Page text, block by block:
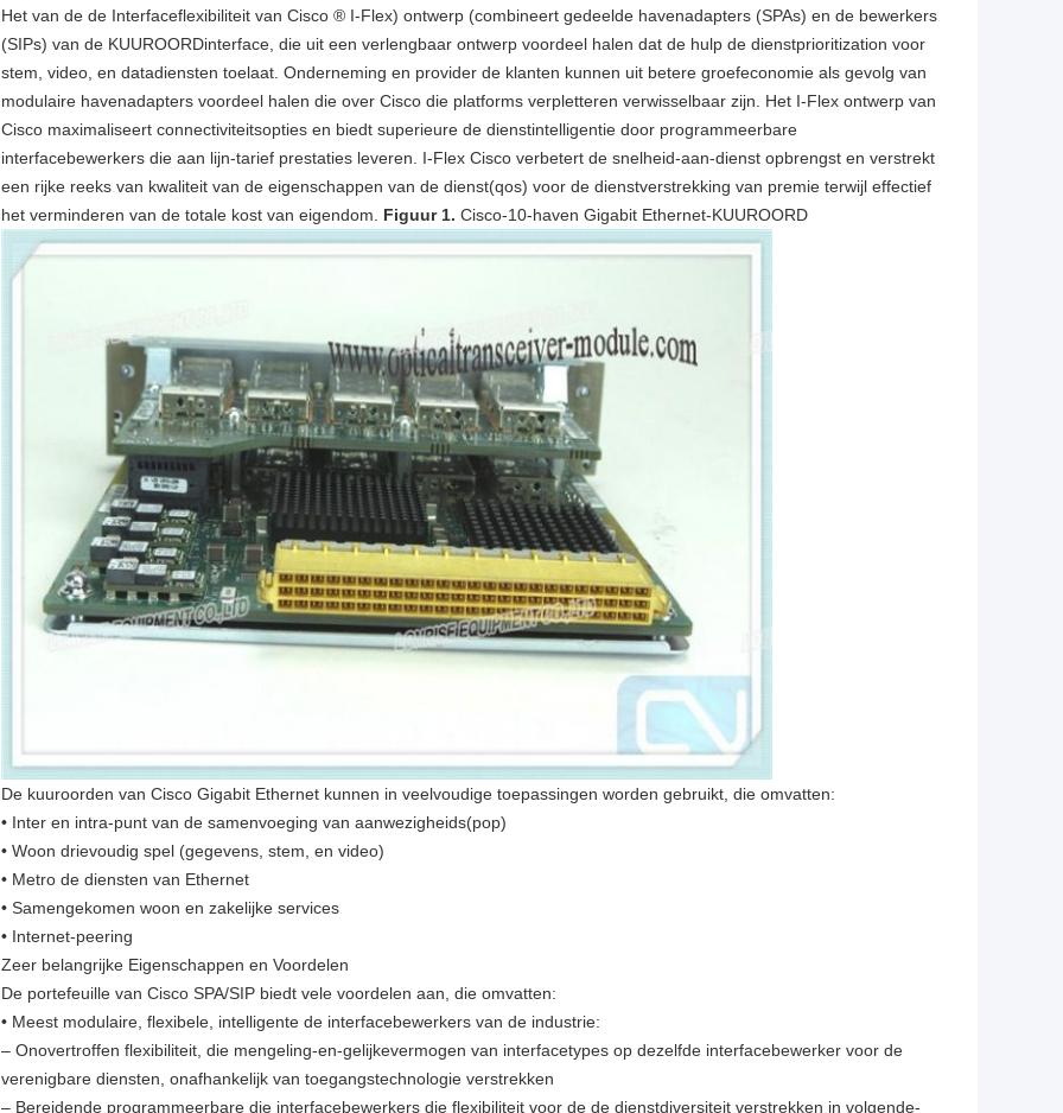
Het van de de Interfaceflexibiliteit van Cisco ® I-Flex) ontwerp (combineert gedeelde havenadapters (SPAs) en de bewerkers
(SIPs) van de KUUROORDinterface, die uit een verlengbaar ontwerp voordeel halen dat de hulp de dienstprioritization voor
stem, video, en datadiensten toelaat. Onderneming en provider de klanten kunnen uit betere groefeconomie als gevolg van
modulaire havenadapters voordeel halen die over Cisco die platforms verpletteren verwisselbaar zijn. Het I-Flex ontwerp van
Cisco maximaliseert connectiviteitsopties en biedt superieure de dienstintelligentie door programmeerbare
interfacebewerkers die aan lijn-tarief prestaties leveren. I-Flex Cisco verbetert de snelheid-aan-dienst opbrengst en verstrekt
een rijke reeks van kwaliteit van de eigenschappen van de dienst(qos) voor de dienstverstrekking van premie terwijl effectief
het verminderen van de totale kost van eigendom. Figuur 1. Cisco-10-haven Gigabit Ethernet-KUUROORD
De kuuroorden van Cisco Gigabit Ethernet kunnen in veelvoudige toepassingen worden gebruikt, die omvatten:
• Inter en intra-punt van de samenvoeging van aanwezigheids(pop)
• Woon drievoudig spel (gegevens, stem, en video)
• Metro de diensten van Ethernet
• Samengekomen woon en zakelijke services
• Internet-peering
Zeer belangrijke Eigenschappen en Voordelen
De portefeuille van Cisco SPA/SIP biedt vele voordelen aan, die omvatten:
• Meest modulaire, flexibele, intelligente de interfacebewerkers van de industrie:
– Onovertroffen flexibiliteit, die mengeling-en-gelijkevermogen van interfacetypes op dezelfde interfacebewerker voor de
verenigbare diensten, onafhankelijk van toegangstechnologie verstrekken
– Bereidende programmeerbare die interfacebewerkers die flexibiliteit voor de de dienstdiversiteit verstrekken in volgende-